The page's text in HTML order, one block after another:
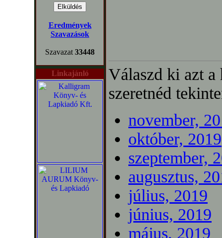
Eredmények
Szavazások
Szavazat 33448
Linkajánló
Válaszd ki azt
szeretnéd
november,
október, 2019
szeptember,
augusztus,
július, 2019
június, 2019
május, 2019